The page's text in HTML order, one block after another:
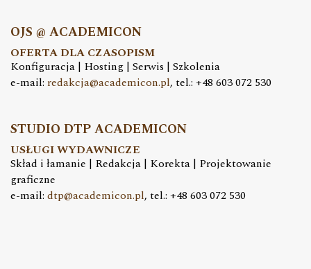
OJS @ ACADEMICON
OFERTA DLA CZASOPISM
Konfiguracja | Hosting | Serwis | Szkolenia
e-mail: redakcja@academicon.pl, tel.: +48 603 072 530
STUDIO DTP ACADEMICON
USŁUGI WYDAWNICZE
Skład i łamanie | Redakcja | Korekta | Projektowanie
graficzne
e-mail: dtp@academicon.pl, tel.: +48 603 072 530